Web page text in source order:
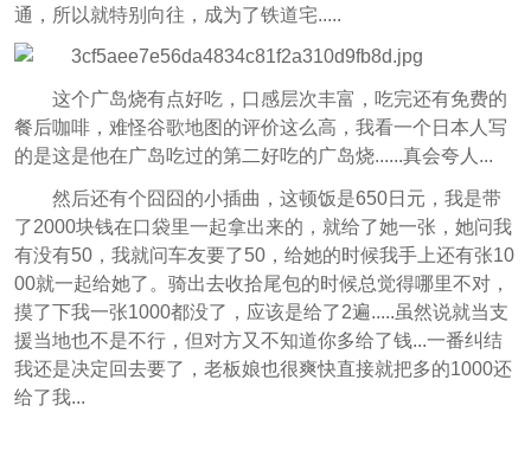
通，所以就特别向往，成为了铁道宅.....
这个广岛烧有点好吃，口感层次丰富，吃完还有免费的
餐后咖啡，难怪谷歌地图的评价这么高，我看一个日本人写
的是这是他在广岛吃过的第二好吃的广岛烧......真会夸人...
然后还有个囧囧的小插曲，这顿饭是650日元，我是带
了2000块钱在口袋里一起拿出来的，就给了她一张，她问我
有没有50，我就问车友要了50，给她的时候我手上还有张10
00就一起给她了。骑出去收拾尾包的时候总觉得哪里不对，
摸了下我一张1000都没了，应该是给了2遍.....虽然说就当支
援当地也不是不行，但对方又不知道你多给了钱...一番纠结
我还是决定回去要了，老板娘也很爽快直接就把多的1000还
给了我...